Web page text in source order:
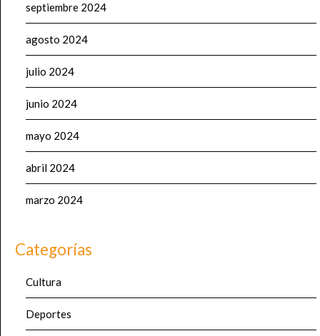
septiembre 2024
agosto 2024
julio 2024
junio 2024
mayo 2024
abril 2024
marzo 2024
Categorías
Cultura
Deportes